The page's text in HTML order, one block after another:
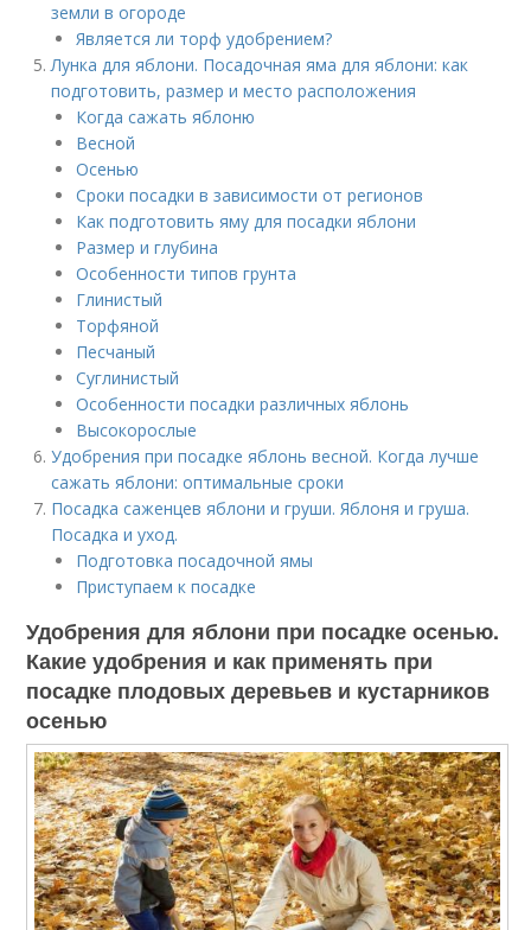
земли в огороде
Является ли торф удобрением?
Лунка для яблони. Посадочная яма для яблони: как
подготовить, размер и место расположения
Когда сажать яблоню
Весной
Осенью
Сроки посадки в зависимости от регионов
Как подготовить яму для посадки яблони
Размер и глубина
Особенности типов грунта
Глинистый
Торфяной
Песчаный
Суглинистый
Особенности посадки различных яблонь
Высокорослые
Удобрения при посадке яблонь весной. Когда лучше
сажать яблони: оптимальные сроки
Посадка саженцев яблони и груши. Яблоня и груша.
Посадка и уход.
Подготовка посадочной ямы
Приступаем к посадке
Удобрения для яблони при посадке осенью.
Какие удобрения и как применять при
посадке плодовых деревьев и кустарников
осенью